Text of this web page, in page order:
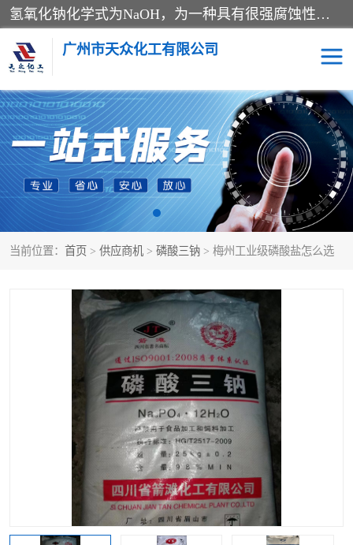
氢氧化钠化学式为NaOH，为一种具有很强腐蚀性的强碱，一般为片状或颗粒形态，易溶于水(溶于水时放热)并形成碱性溶液，另有潮解性，易吸取空气中的水蒸气(潮解)和(变质)。NaOH是化学实验室其中一种必备的化学品，亦为常见的化工品之一。纯品是无色透明的晶体。密度2.130g/cm3。熔点318.4℃。沸点1390℃。工业品含有少量的氯化和碳酸，是白色不透明的晶体。
广州市天众化工有限公司
当前位置： 首页 > 供应商机 > 磷酸三钠 > 梅州工业级磷酸盐怎么选
亚硝酸钠 氢氧化钠
纯碱 硫代硫酸钠
草酸 醋酸钠
聚合氯化铝 焦磷酸二氢二钠
焦亚硫酸钠 磷酸三钠
一水葡萄糖
一水柠檬酸
葡萄糖酸钠
磷酸二氢钾
三聚磷酸钠
工业白糖